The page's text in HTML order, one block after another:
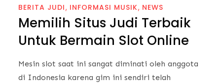
BERITA JUDI INFORMASI MUSIK NEWS
Memilih Situs Judi Terbaik
Untuk Bermain Slot Online
Mesin slot saat ini sangat diminati oleh anggota
di Indonesia karena gim ini sendiri telah